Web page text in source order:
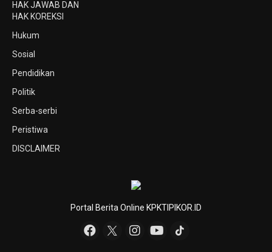
HAK JAWAB DAN
HAK KOREKSI
Hukum
Sosial
Pendidikan
Politik
Serba-serbi
Peristiwa
DISCLAIMER
Portal Berita Online KPKTIPIKOR.ID